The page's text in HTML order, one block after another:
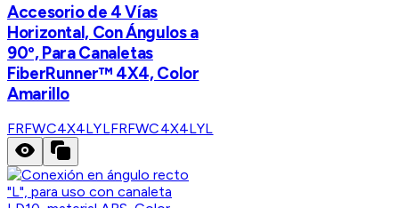
Accesorio de 4 Vías
Horizontal, Con Ángulos a
90º, Para Canaletas
FiberRunner™ 4X4, Color
Amarillo
FRFWC4X4LYLFRFWC4X4LYL